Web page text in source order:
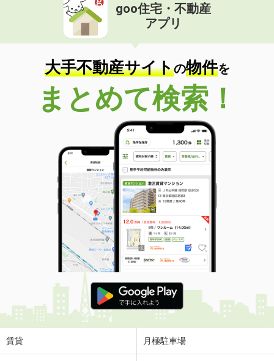
goo住宅・不動産
アプリ
大手不動産サイトの物件を
まとめて検索！
賃貸 月極駐車場